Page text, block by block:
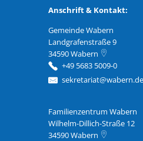
Anschrift & Kontakt:
Gemeinde Wabern
Landgrafenstraße 9
34590Wabern
+49 5683 5009-0
sekretariat@wabern.de
Familienzentrum Wabern
Wilhelm-Dillich-Straße 12
34590Wabern